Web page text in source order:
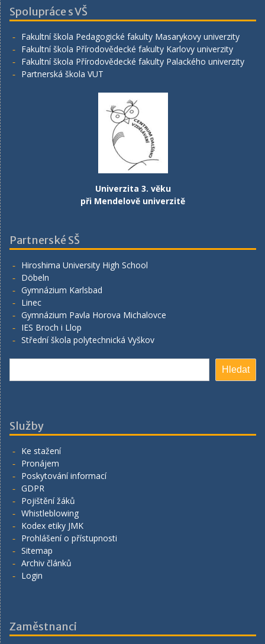
Spolupráce s VŠ
Fakultní škola Pedagogické fakulty Masarykovy univerzity
Fakultní škola Přírodovědecké fakulty Karlovy univerzity
Fakultní škola Přírodovědecké fakulty Palackého univerzity
Partnerská škola VUT
Univerzita 3. věku
při Mendelově univerzitě
Partnerské SŠ
Hiroshima University High School
Döbeln
Gymnázium Karlsbad
Linec
Gymnázium Pavla Horova Michalovce
IES Broch i Llop
Střední škola polytechnická Vyškov
Hledat
Služby
Ke stažení
Pronájem
Poskytování informací
GDPR
Pojištění žáků
Whistleblowing
Kodex etiky JMK
Prohlášení o přístupnosti
Sitemap
Archiv článků
Login
Zaměstnanci